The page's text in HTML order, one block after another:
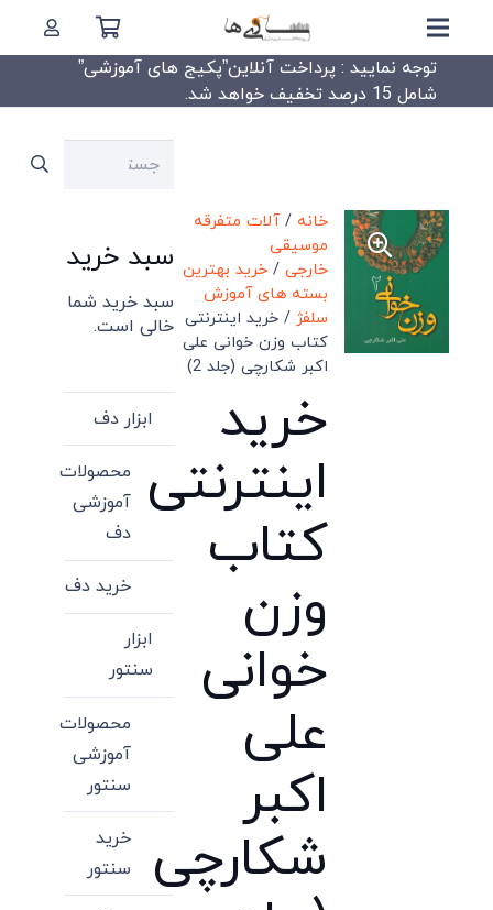
توجه نمایید : پرداخت آنلاین”پکیج های آموزشی”
شامل 15 درصد تخفیف خواهد شد.
خانه /آلات متفرقه
موسیقی
خارجی /خرید بهترین
بسته های آموزش
سلفژ / خرید اینترنتی
کتاب وزن خوانی علی
اکبر شکارچی (جلد 2)
خرید
اینترنتی
کتاب
وزن
خوانی
علی
اکبر
شکارچی
جستجو
سبد خرید
سبد خرید شما
خالی است.
ابزار دف
محصولات
آموزشی
دف
خرید دف
ابزار
سنتور
محصولات
آموزشی
سنتور
خرید
سنتور